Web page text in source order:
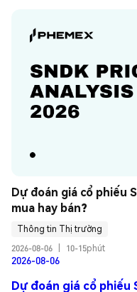
Dự đoán giá cổ phiếu
mua hay bán?
Thông tin Thị trường
2026-08-06
10-15phút
2026-08-06
Dự đoán giá cổ phiếu